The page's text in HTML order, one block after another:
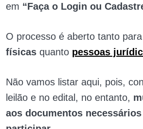
em “Faça o Login ou
O processo é aberto tanto para
físicas quanto pessoas
Não vamos listar aqui, pois,
leilão e no edital, no entanto,
aos documentos